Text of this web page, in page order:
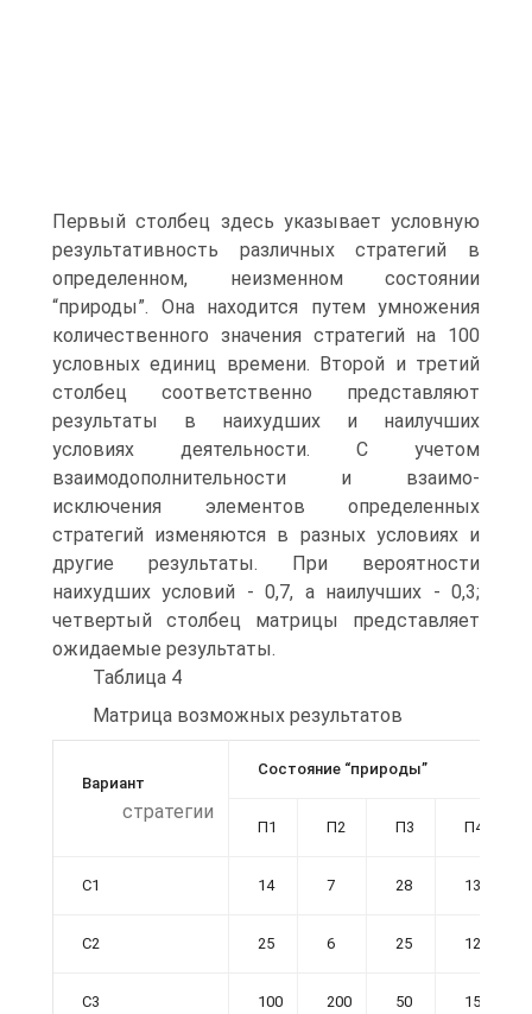
Первый столбец здесь указывает услов­ную
результативность различных стратегий в
определенном, неизменном состоянии
“природы”. Она находится путем умножения
количественного значения стратегий на 100
условных единиц времени. Второй и третий
столбец соответственно представляют
результаты в наихудших и наилуч­ших
условиях деятельности. С учетом
взаимодополнительности и взаимо­
исключения элементов определенных
стратегий изменяются в разных усло­виях и
другие результаты. При вероятности
наихудших условий - 0,7, а наи­лучших - 0,3;
четвертый столбец матрицы представляет
ожидаемые резуль­таты.
Таблица 4
Матрица возможных результатов
Вариант
стратегии
Состояние “природы”
П1 П2 П3 П4
С1 14 7 28 13
С2 25 6 25 12
С3 100 200 50 155